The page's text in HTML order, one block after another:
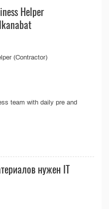
Helper
(Contractor)
team with daily pre and
нужен IT